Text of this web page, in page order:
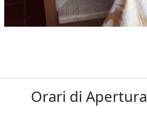
Orari di Apertura